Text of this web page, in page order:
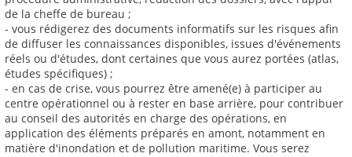
de la cheffe de bureau ;
- vous rédigerez des documents informatifs sur les risques afin
de diffuser les connaissances disponibles, issues d'événements
réels ou d'études, dont certaines que vous aurez portées (atlas,
études spécifiques) ;
- en cas de crise, vous pourrez être amené(e) à participer au
centre opérationnel ou à rester en base arrière, pour contribuer
au conseil des autorités en charge des opérations, en
application des éléments préparés en amont, notamment en
matière d'inondation et de pollution maritime. Vous serez